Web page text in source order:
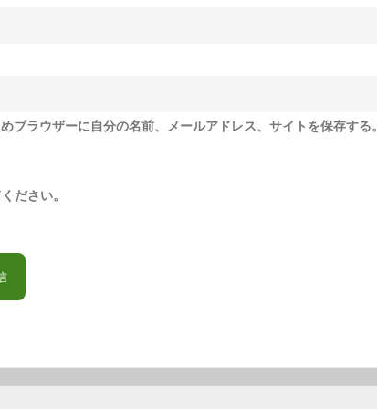
ブラウザーに自分の名前、メールアドレス、サイトを保存する。
ださい。